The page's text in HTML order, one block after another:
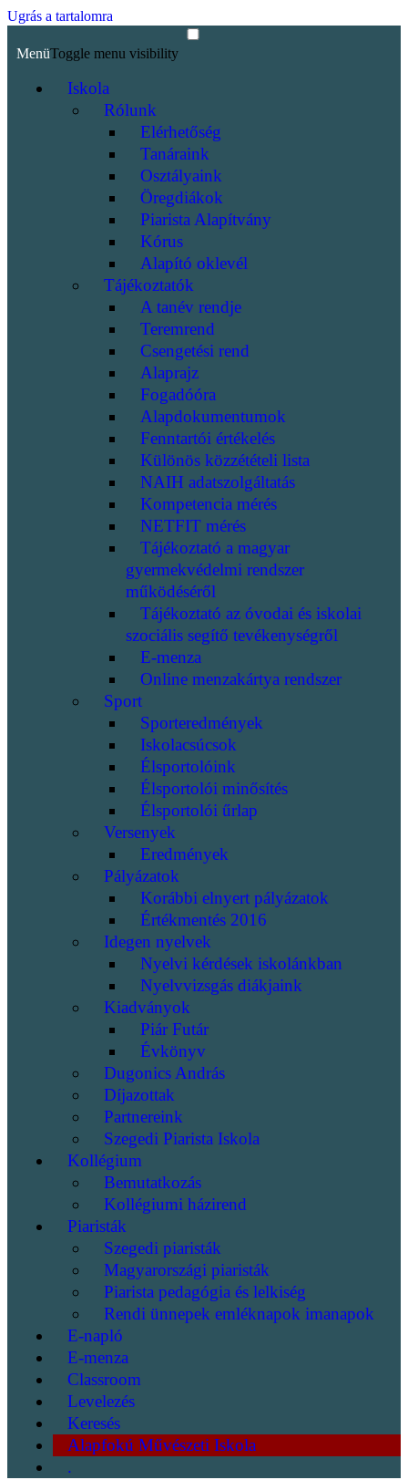
Ugrás a tartalomra
MenüToggle menu visibility
Iskola
Rólunk
Elérhetőség
Tanáraink
Osztályaink
Öregdiákok
Piarista Alapítvány
Kórus
Alapító oklevél
Tájékoztatók
A tanév rendje
Teremrend
Csengetési rend
Alaprajz
Fogadóóra
Alapdokumentumok
Fenntartói értékelés
Különös közzétételi lista
NAIH adatszolgáltatás
Kompetencia mérés
NETFIT mérés
Tájékoztató a magyar
gyermekvédelmi rendszer
működéséről
Tájékoztató az óvodai és iskolai
szociális segítő tevékenységről
E-menza
Online menzakártya rendszer
Sport
Sporteredmények
Iskolacsúcsok
Élsportolóink
Élsportolói minősítés
Élsportolói űrlap
Versenyek
Eredmények
Pályázatok
Korábbi elnyert pályázatok
Értékmentés 2016
Idegen nyelvek
Nyelvi kérdések iskolánkban
Nyelvvizsgás diákjaink
Kiadványok
Piár Futár
Évkönyv
Dugonics András
Díjazottak
Partnereink
Szegedi Piarista Iskola
Kollégium
Bemutatkozás
Kollégiumi házirend
Piaristák
Szegedi piaristák
Magyarországi piaristák
Piarista pedagógia és lelkiség
Rendi ünnepek emléknapok imanapok
E-napló
E-menza
Classroom
Levelezés
Keresés
Alapfokú Művészeti Iskola
.